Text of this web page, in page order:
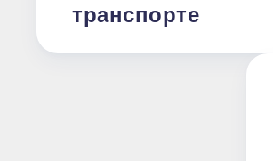
транспорте